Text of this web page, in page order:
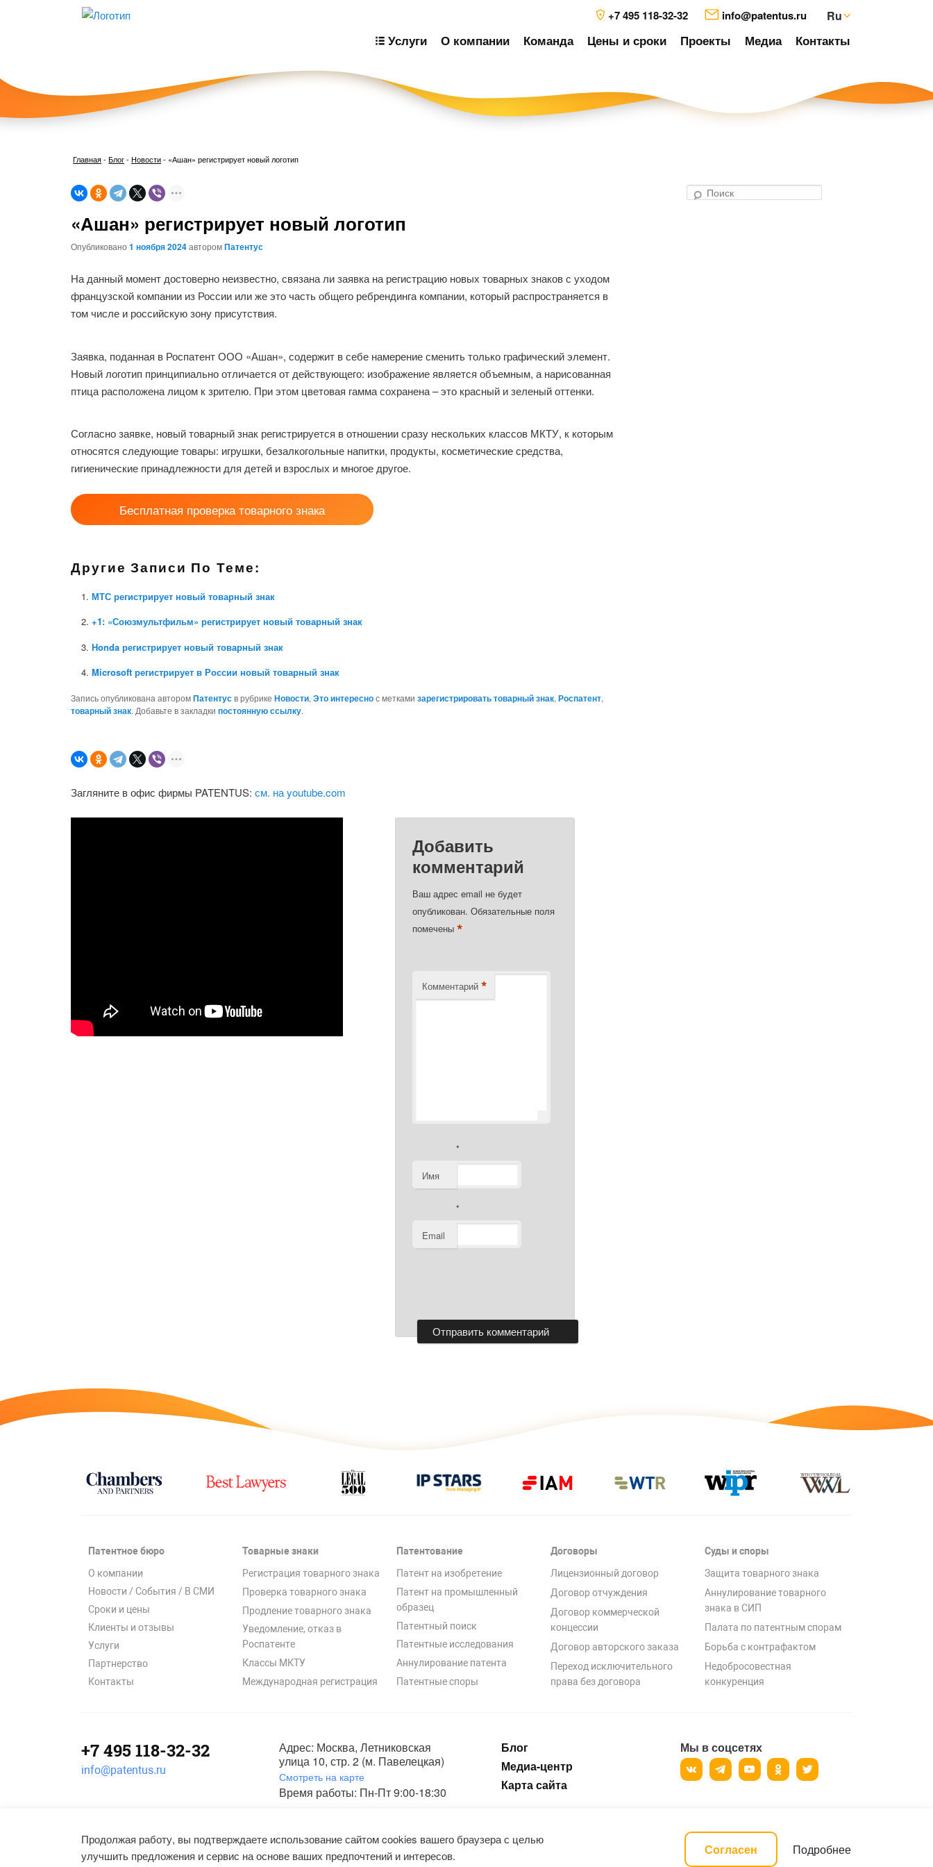
+7 495 118-32-32 info@patentus.ru Ru
Услуги О компании Команда Цены и сроки Проекты Медиа Контакты
Главная-Блог- Новости- «Ашан» регистрирует новый логотип
«Ашан» регистрирует новый логотип
Опубликовано1 ноября 2024авторомПатентус
На данный момент достоверно неизвестно, связана ли заявка на регистрацию новых товарных знаков с уходом
французской компании из России или же это часть общего ребрендинга компании, который распространяется в
том числе и российскую зону присутствия.
Заявка, поданная в Роспатент ООО «Ашан», содержит в себе намерение сменить только графический элемент.
Новый логотип принципиально отличается от действующего: изображение является объемным, а нарисованная
птица расположена лицом к зрителю. При этом цветовая гамма сохранена – это красный и зеленый оттенки.
Согласно заявке, новый товарный знак регистрируется в отношении сразу нескольких классов МКТУ, к которым
относятся следующие товары: игрушки, безалкогольные напитки, продукты, косметические средства,
гигиенические принадлежности для детей и взрослых и многое другое.
Бесплатная проверка товарного знака
Другие Записи По Теме:
МТС регистрирует новый товарный знак
+1: «Союзмультфильм» регистрирует новый товарный знак
Honda регистрирует новый товарный знак
Microsoft регистрирует в России новый товарный знак
Запись опубликована авторомПатентусв рубрикеНовости,Это интереснос меткамизарегистрировать товарный знак,Роспатент,
товарный знак. Добавьте в закладкипостоянную ссылку.
Загляните в офис фирмы PATENTUS:см. на youtube.com
Добавить
комментарий
Ваш адрес email не будет
опубликован. Обязательные поля
помечены*
Комментарий *
Имя
*
Email
*
Патентное бюро
О компании
Новости / События / В СМИ
Сроки и цены
Клиенты и отзывы
Услуги
Партнерство
Контакты
Товарные знаки
Регистрация товарного знака
Проверка товарного знака
Продление товарного знака
Уведомление, отказ в
Роспатенте
Классы МКТУ
Международная регистрация
Патентование
Патент на изобретение
Патент на промышленный
образец
Патентный поиск
Патентные исследования
Аннулирование патента
Патентные споры
Договоры
Лицензионный договор
Договор отчуждения
Договор коммерческой
концессии
Договор авторского заказа
Переход исключительного
права без договора
Суды и споры
Защита товарного знака
Аннулирование товарного
знака в СИП
Палата по патентным спорам
Борьба с контрафактом
Недобросовестная
конкуренция
+7 495 118-32-32
info@patentus.ru
Адрес: Москва, Летниковская
улица 10, стр. 2 (м. Павелецкая)
Смотреть на карте
Время работы: Пн-Пт 9:00-18:30
Блог
Медиа-центр
Карта сайта
Мы в соцсетях
Все права защищены.
Продолжая работу, вы подтверждаете использование сайтом cookies вашего браузера с целью
улучшить предложения и сервис на основе ваших предпочтений и интересов.
Согласен Подробнее